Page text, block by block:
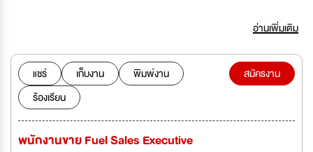
พลังงานโดยตรงที่สามารถให้คำแนะนำลูกค้าเกี่ยวกับสินค้ากลุ่มปิโตรเลียมทุก
ชนิดด้วยความเชี่ยวชาญพร้อมทั้งมีวิศวกรที่พร้อมให้คำปรึกษาเกี่ยวกับการ
เลือกสรรประเภทของน้ำมันที่เหมาะสมกับประเภทธุรกิจของลูกค้า
อ่านเพิ่มเติม
แชร์ เก็บงาน
พิมพ์งาน
ร้องเรียน
สมัครงาน
พนักงานขาย Fuel Sales Executive